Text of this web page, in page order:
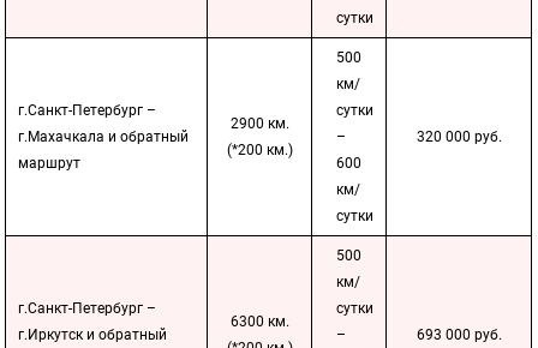
сутки
г.Санкт-Петербург –
г.Махачкала и обратный
маршрут
2900 км.
(*200 км.)
500
км/
сутки
–
600
км/
сутки
320 000 руб.
г.Санкт-Петербург –
г.Иркутск и обратный
6300 км.
500
км/
сутки
–
693 000 руб.